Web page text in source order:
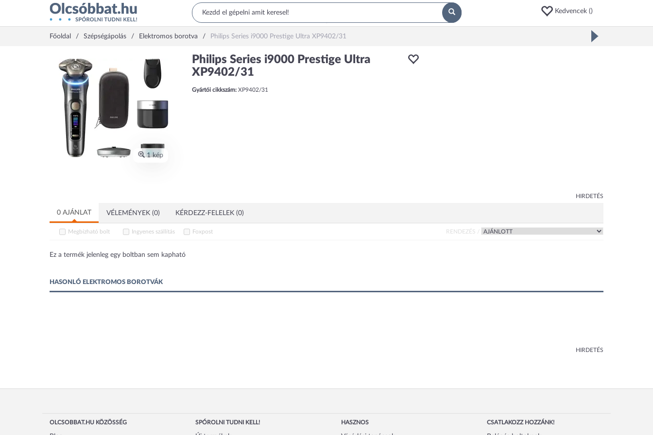
Kedvencek ()
Főoldal Szépségápolás Elektromos borotva Philips Series i9000 Prestige Ultra XP9402/31
1 kép
Philips Series i9000 Prestige Ultra
XP9402/31
Gyártói cikkszám:XP9402/31
HIRDETÉS
0 AJÁNLAT VÉLEMÉNYEK (0) KÉRDEZZ-FELELEK (0)
Megbízható bolt Ingyenes szállítás Foxpost RENDEZÉS /
Ez a termék jelenleg egy boltban sem kapható
HASONLÓ ELEKTROMOS BOROTVÁK
HIRDETÉS
OLCSOBBAT.HU KÖZÖSSÉG SPÓROLNI TUDNI KELL! HASZNOS CSATLAKOZZ HOZZÁNK!